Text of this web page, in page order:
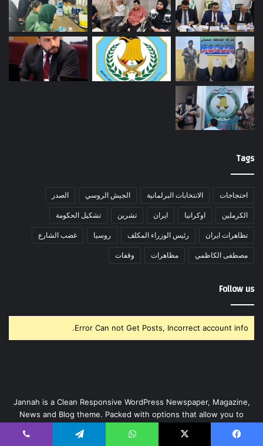
Tags
احتجاجات الانتخابات البرلمانية الجيش الروسي الصدر
الكرملين اوكرانيا ايران تشرين تشكيل الحكومة
تظاهرات ايران رئيس الوزراء المكلف روسيا غضب الشارع
مصطفى الكاظمي مظاهرات وقفات
Follow us
Error Can not Get Posts, Incorrect account info.
Jannah is a Clean Responsive WordPress Newspaper, Magazine,
News and Blog theme. Packed with options that allow you to